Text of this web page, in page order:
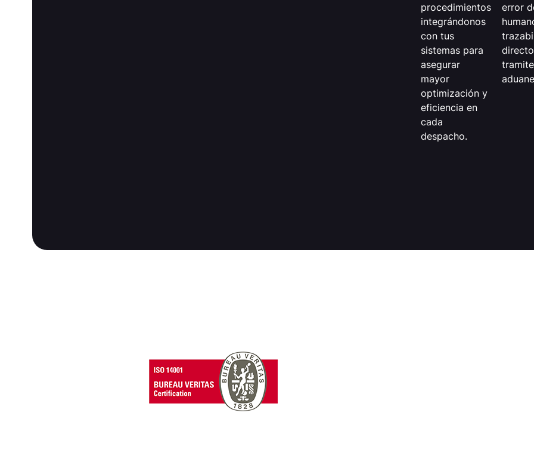
procedimientos
integrándonos
con tus
sistemas para
asegurar
mayor
optimización y
eficiencia en
cada
despacho.
error